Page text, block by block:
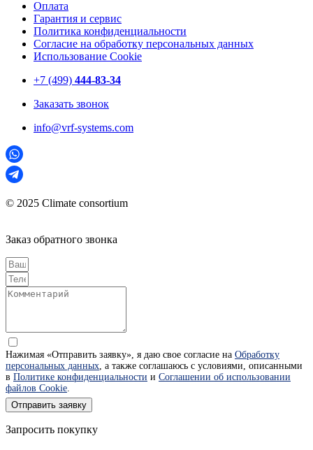
Оплата
Гарантия и сервис
Политика конфиденциальности
Согласие на обработку персональных данных
Использование Cookie
+7 (499) 444-83-34
Заказать звонок
info@vrf-systems.com
© 2025 Climate consortium
Заказ обратного звонка
Нажимая «Отправить заявку», я даю свое согласие на Обработку
персональных данных, а также соглашаюсь с условиями, описанными
в Политике конфиденциальности и Соглашении об использовании
файлов Cookie.
Отправить заявку
Запросить покупку